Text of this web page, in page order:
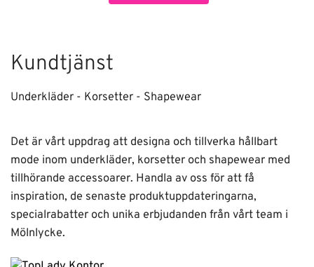
Kundtjänst
Underkläder - Korsetter - Shapewear
Det är vårt uppdrag att designa och tillverka hållbart
mode inom underkläder, korsetter och shapewear med
tillhörande accessoarer. Handla av oss för att få
inspiration, de senaste produktuppdateringarna,
specialrabatter och unika erbjudanden från vårt team i
Mölnlycke.